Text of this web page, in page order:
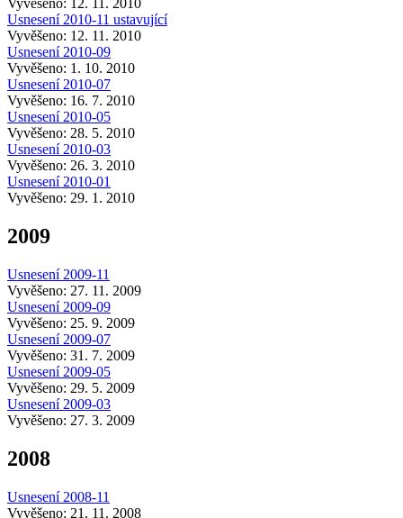
Vyvěšeno: 12. 11. 2010
Usnesení 2010-11 ustavující
Vyvěšeno: 12. 11. 2010
Usnesení 2010-09
Vyvěšeno: 1. 10. 2010
Usnesení 2010-07
Vyvěšeno: 16. 7. 2010
Usnesení 2010-05
Vyvěšeno: 28. 5. 2010
Usnesení 2010-03
Vyvěšeno: 26. 3. 2010
Usnesení 2010-01
Vyvěšeno: 29. 1. 2010
2009
Usnesení 2009-11
Vyvěšeno: 27. 11. 2009
Usnesení 2009-09
Vyvěšeno: 25. 9. 2009
Usnesení 2009-07
Vyvěšeno: 31. 7. 2009
Usnesení 2009-05
Vyvěšeno: 29. 5. 2009
Usnesení 2009-03
Vyvěšeno: 27. 3. 2009
2008
Usnesení 2008-11
Vyvěšeno: 21. 11. 2008